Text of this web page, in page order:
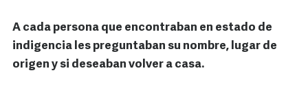
A cada persona que encontraban en estado de
indigencia les preguntaban su nombre, lugar de
origen y si deseaban volver a casa.